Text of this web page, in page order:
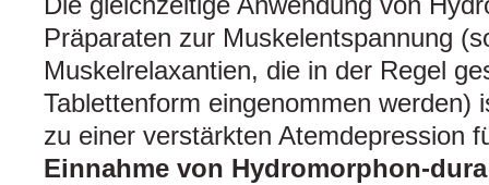
Präparaten zur Muskelentspannung
Muskelrelaxantien, die in der Regel
Tablettenform eingenommen werden)
zu einer verstärkten Atemdepression
Einnahme von Hydromorphon-